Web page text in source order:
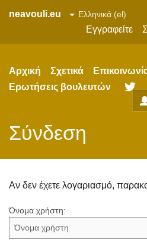
neavouli.eu
Εγγραφείτε
Αρχική Σχετικά
Ερωτήσεις βουλευτών
Σύνδεση
Αν δεν έχετε λογαριασμό,
Όνομα χρήστη: